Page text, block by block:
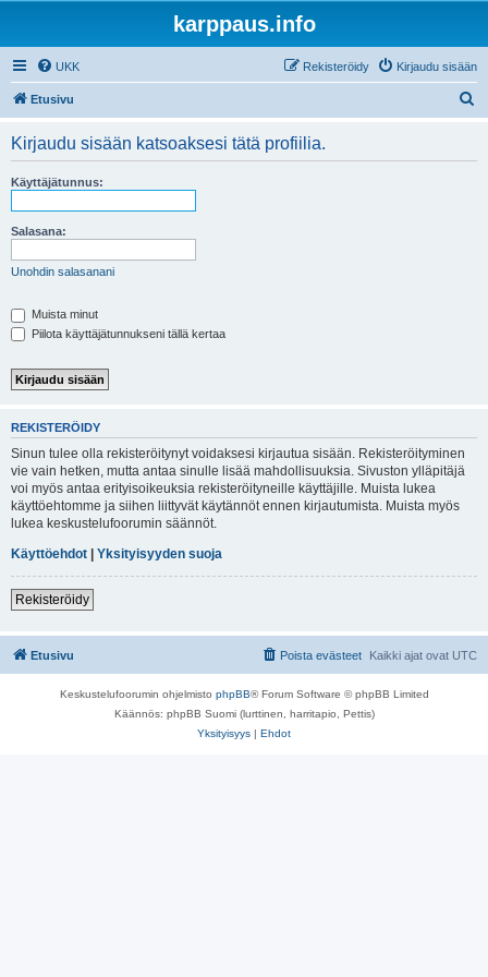
karppaus.info
UKK Kirjaudu sisään
Rekisteröidy
Etusivu
Kirjaudu sisään katsoaksesi tätä profiilia.
Käyttäjätunnus:
Salasana:
Unohdin salasanani
Muista minut
Piilota käyttäjätunnukseni tällä kertaa
REKISTERÖIDY
Sinun tulee olla rekisteröitynyt voidaksesi kirjautua sisään. Rekisteröityminen
vie vain hetken, mutta antaa sinulle lisää mahdollisuuksia. Sivuston ylläpitäjä
voi myös antaa erityisoikeuksia rekisteröityneille käyttäjille. Muista lukea
käyttöehtomme ja siihen liittyvät käytännöt ennen kirjautumista. Muista myös
lukea keskustelufoorumin säännöt.
Käyttöehdot | Yksityisyyden suoja
Rekisteröidy
Etusivu Kaikki ajat ovat UTC
Poista evästeet
Keskustelufoorumin ohjelmisto phpBB® Forum Software © phpBB Limited
Käännös: phpBB Suomi (lurttinen, harritapio, Pettis)
Yksityisyys | Ehdot